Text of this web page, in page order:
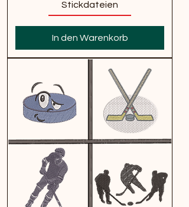
Stickdateien
In den Warenkorb